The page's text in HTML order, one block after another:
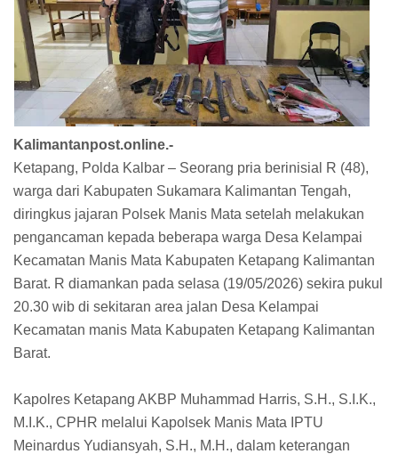
Kalimantanpost.online.-
Ketapang, Polda Kalbar – Seorang pria berinisial R (48),
warga dari Kabupaten Sukamara Kalimantan Tengah,
diringkus jajaran Polsek Manis Mata setelah melakukan
pengancaman kepada beberapa warga Desa Kelampai
Kecamatan Manis Mata Kabupaten Ketapang Kalimantan
Barat. R diamankan pada selasa (19/05/2026) sekira pukul
20.30 wib di sekitaran area jalan Desa Kelampai
Kecamatan manis Mata Kabupaten Ketapang Kalimantan
Barat.
Kapolres Ketapang AKBP Muhammad Harris, S.H., S.I.K.,
M.I.K., CPHR melalui Kapolsek Manis Mata IPTU
Meinardus Yudiansyah, S.H., M.H., dalam keterangan